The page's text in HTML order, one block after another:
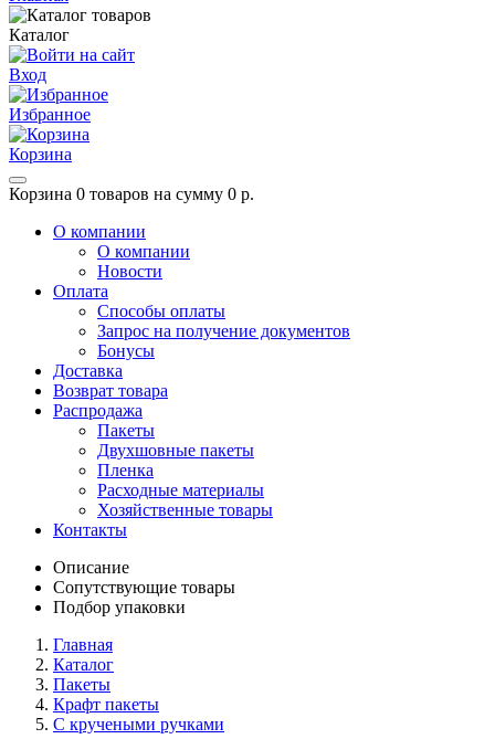
Каталог
Вход
Избранное
Корзина
Корзина 0 товаров на сумму 0 р.
О компании
О компании
Новости
Оплата
Способы оплаты
Запрос на получение документов
Бонусы
Доставка
Возврат товара
Распродажа
Пакеты
Двухшовные пакеты
Пленка
Расходные материалы
Хозяйственные товары
Контакты
Описание
Сопутствующие товары
Подбор упаковки
Главная
Каталог
Пакеты
Крафт пакеты
С кручеными ручками